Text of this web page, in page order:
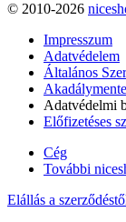
© 2010-2026
Impresszum
Adatvédelem
Általános
Adatvédelmi
Előfizetéses
Cég
További
Elállás a